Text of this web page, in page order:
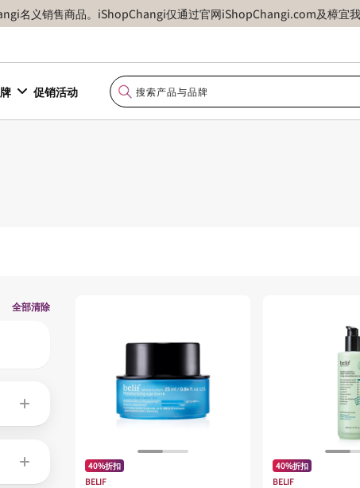
名义销售商品。iShopChangi仅通过官网iShopChangi.com及樟宜
促销活动
全部清除
40%折扣
BELIF
40%折扣
BELIF